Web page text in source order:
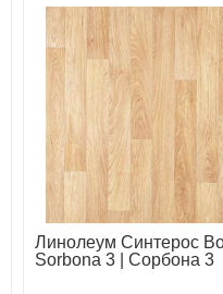
Линолеум Синтерос
Sorbona 3 | Сорбона 3